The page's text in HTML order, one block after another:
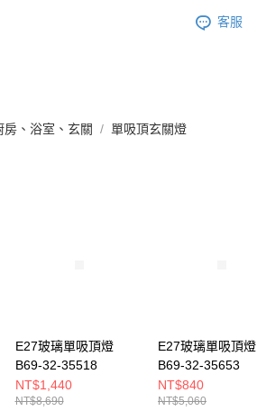
客服
、浴室、玄關 單吸頂玄關燈
E27玻璃單吸頂燈
B69-32-35518
NT$1,440
NT$8,690
E27玻璃單吸頂燈
B69-32-35653
NT$840
NT$5,060